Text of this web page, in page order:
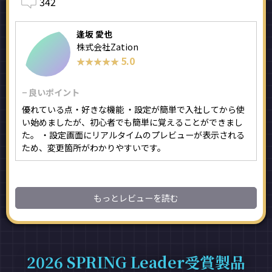
逢坂 愛也
株式会社Zation
★★★★★
★★★★★ 5.0
− 良いポイント
優れている点・好きな機能 ・設定が簡単で入社してから使
い始めましたが、初心者でも簡単に覚えることができまし
た。 ・設定画面にリアルタイムのプレビューが表示される
ため、変更箇所がわかりやすいです。
もっとレビューを読む
2026 SPRING Leader受賞製品